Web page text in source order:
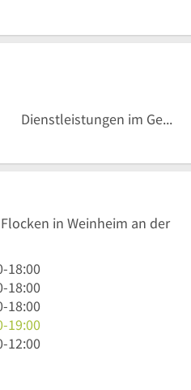
Dienstleistungen im Gesundheitswesen
in Weinheim an der
-18:00
-18:00
-18:00
-19:00
-12:00